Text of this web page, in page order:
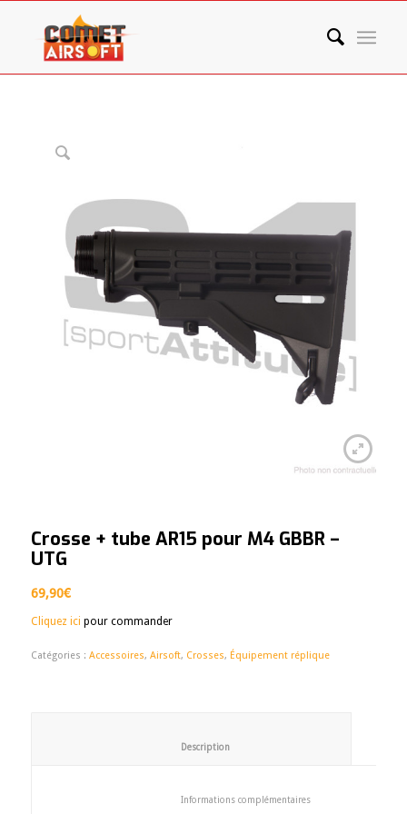
Crosse + tube AR15 pour M4 GBBR –
UTG
69,90€
Cliquez ici pour commander
Catégories : Accessoires, Airsoft, Crosses, Équipement réplique
						Description
Informations